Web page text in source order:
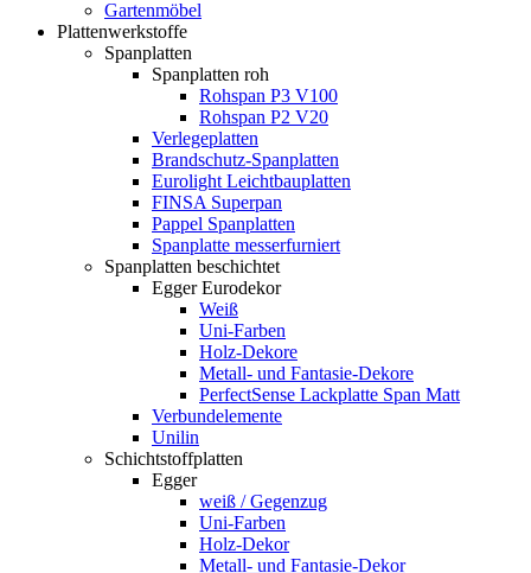
Gartenmöbel
Plattenwerkstoffe
Spanplatten
Spanplatten roh
Rohspan P3 V100
Rohspan P2 V20
Verlegeplatten
Brandschutz-Spanplatten
Eurolight Leichtbauplatten
FINSA Superpan
Pappel Spanplatten
Spanplatte messerfurniert
Spanplatten beschichtet
Egger Eurodekor
Weiß
Uni-Farben
Holz-Dekore
Metall- und Fantasie-Dekore
PerfectSense Lackplatte Span Matt
Verbundelemente
Unilin
Schichtstoffplatten
Egger
weiß / Gegenzug
Uni-Farben
Holz-Dekor
Metall- und Fantasie-Dekor